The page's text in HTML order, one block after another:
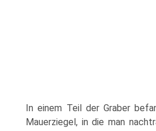
In einem Teil der Graber
Mauerziegel, in die man